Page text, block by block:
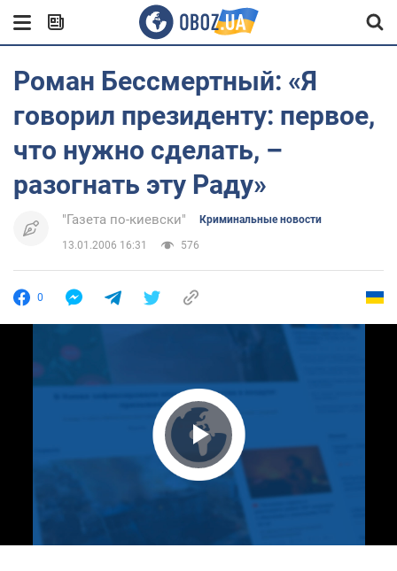
Роман Бессмертный: «Я
говорил президенту: первое,
что нужно сделать, –
разогнать эту Раду»
"Газета по-киевски" Криминальные новости
13.01.2006 16:31 576
0
Play Video